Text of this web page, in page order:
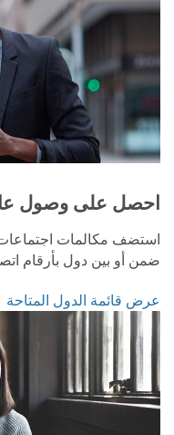
احصل على وصول
استضف مكالمات اجتماعات
ضمن أو بين دول بأرقام اتصال
عرض قائمة الدول المتاحة